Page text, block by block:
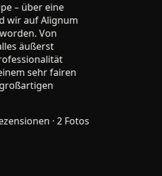
– über eine
wir auf Alignum
Von
äußerst
sehr fairen
· 2 Fotos